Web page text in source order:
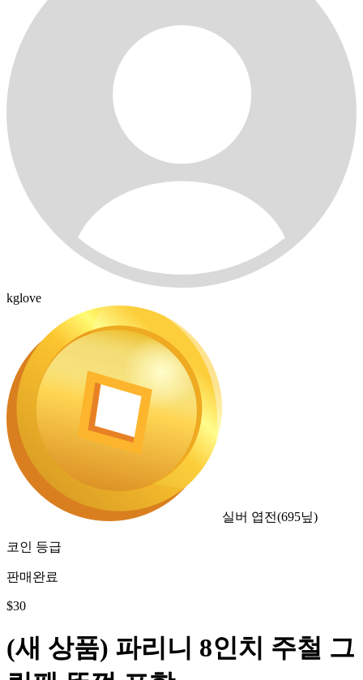
kglove
실버 엽전(695닢)
코인 등급
판매완료
$30
(새 상품) 파리니 8인치 주철 그